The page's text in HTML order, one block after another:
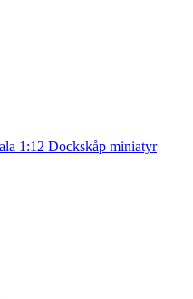
1:12 Dockskåp miniatyr